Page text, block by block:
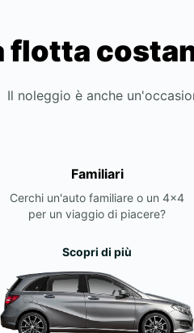
flotta
Il noleggio è anche
Familiari
Cerchi un'auto familiare o un 4x4
per un viaggio di piacere?
Scopri di più